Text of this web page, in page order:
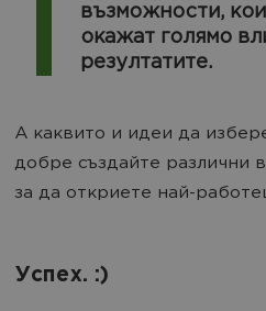
възможности,
окажат голямо
резултатите.
А каквито и идеи да
добре създайте различни
за да откриете най-
Успех. :)